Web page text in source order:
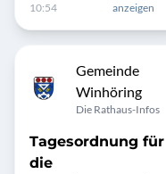
10:54
anzeigen
Gemeinde
Winhöring
Die Rathaus-Infos
Tagesordnung für
die